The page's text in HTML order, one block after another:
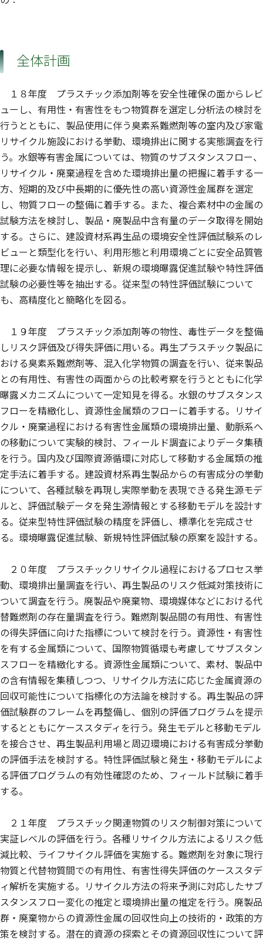
全体計画
１８年度 プラスチック添加剤等を安全性確保の面からレビ
ューし、有用性・有害性をもつ物質群を選定し分析法の検討を
行うとともに、製品使用に伴う臭素系難燃剤等の室内及び家電
リサイクル施設における挙動、環境排出に関する実態調査を行
う。水銀等有害金属については、物質のサブスタンスフロー、
リサイクル・廃棄過程を含めた環境排出量の把握に着手する一
方、短期的及び中長期的に優先性の高い資源性金属群を選定
し、物質フローの整備に着手する。また、複合素材中の金属の
試験方法を検討し、製品・廃製品中含有量のデータ取得を開始
する。さらに、建設資材系再生品の環境安全性評価試験系のレ
ビューと類型化を行い、利用形態と利用環境ごとに安全品質管
理に必要な情報を提示し、新規の環境曝露促進試験や特性評価
試験の必要性等を抽出する。従来型の特性評価試験について
も、高精度化と簡略化を図る。
１９年度 プラスチック添加剤等の物性、毒性データを整備
しリスク評価及び得失評価に用いる。再生プラスチック製品に
おける臭素系難燃剤等、混入化学物質の調査を行い、従来製品
との有用性、有害性の両面からの比較考察を行うとともに化学
曝露メカニズムについて一定知見を得る。水銀のサブスタンス
フローを精緻化し、資源性金属類のフローに着手する。リサイ
クル・廃棄過程における有害性金属類の環境排出量、動脈系へ
の移動について実験的検討、フィールド調査によりデータ集積
を行う。国内及び国際資源循環に対応して移動する金属類の推
定手法に着手する。建設資材系再生製品からの有害成分の挙動
について、各種試験を再現し実際挙動を表現できる発生源モデ
ルと、評価試験データを発生源情報とする移動モデルを設計す
る。従来型特性評価試験の精度を評価し、標準化を完成させ
る。環境曝露促進試験、新規特性評価試験の原案を設計する。
２０年度 プラスチックリサイクル過程におけるプロセス挙
動、環境排出量調査を行い、再生製品のリスク低減対策技術に
ついて調査を行う。廃製品や廃棄物、環境媒体などにおける代
替難燃剤の存在量調査を行う。難燃剤製品間の有用性、有害性
の得失評価に向けた指標について検討を行う。資源性・有害性
を有する金属類について、国際物質循環も考慮してサブスタン
スフローを精緻化する。資源性金属類について、素材、製品中
の含有情報を集積しつつ、リサイクル方法に応じた金属資源の
回収可能性について指標化の方法論を検討する。再生製品の評
価試験群のフレームを再整備し、個別の評価プログラムを提示
するとともにケーススタディを行う。発生モデルと移動モデル
を接合させ、再生製品利用場と周辺環境における有害成分挙動
の評価手法を検討する。特性評価試験と発生・移動モデルによ
る評価プログラムの有効性確認のため、フィールド試験に着手
する。
２１年度 プラスチック関連物質のリスク制御対策について
実証レベルの評価を行う。各種リサイクル方法によるリスク低
減比較、ライフサイクル評価を実施する。難燃剤を対象に現行
物質と代替物質間での有用性、有害性得失評価のケーススタデ
ィ解析を実施する。リサイクル方法の将来予測に対応したサブ
スタンスフロー変化の推定と環境排出量の推定を行う。廃製品
群・廃棄物からの資源性金属の回収性向上の技術的・政策的方
策を検討する。潜在的資源の探索とその資源回収性について評